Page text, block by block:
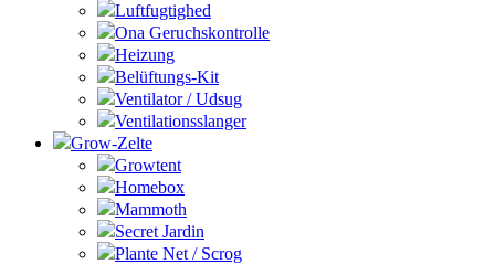
Luftfugtighed
Ona Geruchskontrolle
Heizung
Belüftungs-Kit
Ventilator / Udsug
Ventilationsslanger
Grow-Zelte
Growtent
Homebox
Mammoth
Secret Jardin
Plante Net / Scrog